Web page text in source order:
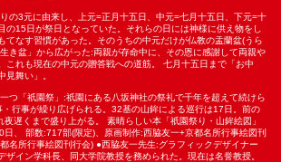
の3元に由来し、上元=正月十五日、中元=七月十五日、下元=十
の15日が祭日となっていた。それらの日には神様に供え物をし
てなす習慣があった。そのうちの中元だけが仏教の盂蘭盆(うら
き盆」から広がった:両親が存命中に、その恩に感謝して両親や
これも現在の中元の贈答戦への道筋。 七月十五日まで「お中
見舞い」。
つ「祇園祭」:祇園にある八坂神社の祭礼で千年を超えて続けら
行事が繰り広げられる。32基の山鉾による巡行は17日。前の
遅くまで盛り上がる。 素晴らしい本「祇園祭り・山鉾絵図」
、 部数:717部(限定)、原画制作:西脇友一+京都名所行事絵図刊
名所行事絵図刊行会) ●西脇友一先生:グラフィックデザイナー
ザイン学科長、同大学院教授を務められた。現在は名誉教授。